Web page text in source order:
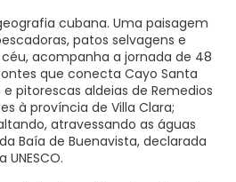
cubana. Uma paisagem
patos selvagens e
acompanha a jornada de 48
que conecta Cayo Santa
pitorescas aldeias de Remedios
à província de Villa Clara;
atravessando as águas
Baía de Buenavista, declarada